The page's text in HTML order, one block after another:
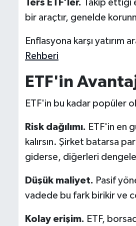
Ters ETF'ler. Takip ettiği
bir araçtır, genelde
Enflasyona karşı yatırım
Rehberi
ETF'in
ETF'in bu kadar popüler
Risk dağılımı. ETF'in en
kalırsın. Şirket batarsa
giderse, diğerleri
Düşük maliyet. Pasif
vadede bu fark birikir ve
Kolay erişim. ETF,